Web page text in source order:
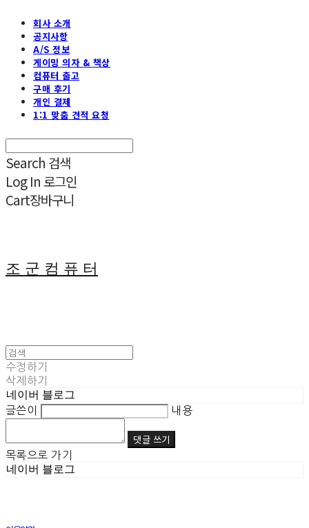
회사 소개
공지사항
A/S 정보
게이밍 의자 & 책상
컴퓨터 출고
구매 후기
개인 결제
1:1 맞춤 견적 요청
Search 검색
Log In 로그인
Cart장바구니
조 군 컴 퓨 터
수정하기
삭제하기
네이버 블로그
글쓴이 내용
댓글 쓰기
목록으로 가기
네이버 블로그